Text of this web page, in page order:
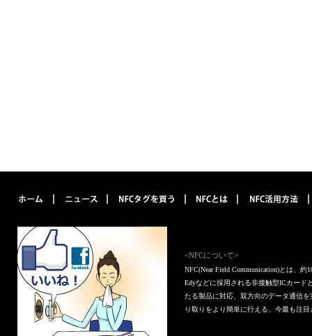
<NFCについて>
NFC(Near Field Communication)とは、
Edyなどに採用される非接触型ICカード
たる製品に対応、双方向のデータ通信
り取りをより簡単に行える、今最も注